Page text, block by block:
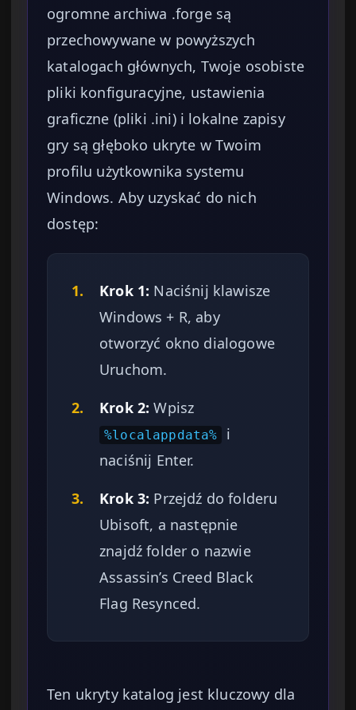
ogromne archiwa .forge są
przechowywane w powyższych
katalogach głównych, Twoje osobiste
pliki konfiguracyjne, ustawienia
graficzne (pliki .ini) i lokalne zapisy
gry są głęboko ukryte w Twoim
profilu użytkownika systemu
Windows. Aby uzyskać do nich
dostęp:
1. Krok 1: Naciśnij klawisze
Windows + R, aby
otworzyć okno dialogowe
Uruchom.
2.
Krok 2: Wpisz
%localappdata%
i
naciśnij Enter.
3.
Krok 3: Przejdź do folderu
Ubisoft, a następnie
znajdź folder o nazwie
Assassin’s Creed Black
Flag Resynced.
Ten ukryty katalog jest kluczowy dla